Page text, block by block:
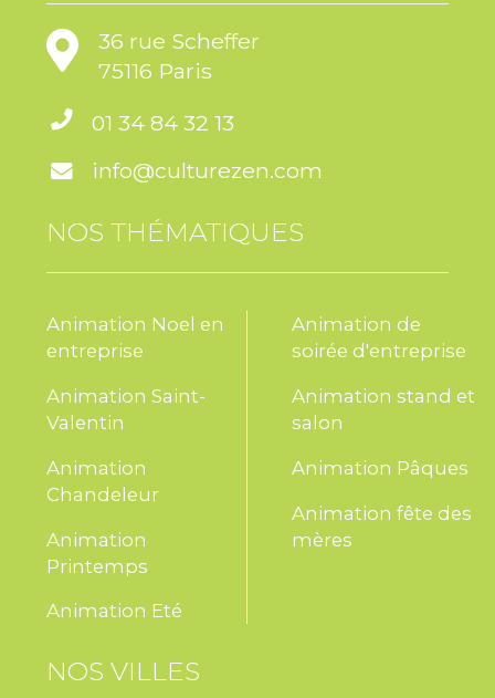
36 rue Scheffer
75116 Paris
01 34 84 32 13
info@culturezen.com
NOS THÉMATIQUES
Animation Noel en
entreprise
Animation Saint-
Valentin
Animation
Chandeleur
Animation
Printemps
Animation Eté
Animation de
soirée d'entreprise
Animation stand et
salon
Animation Pâques
Animation fête des
mères
NOS VILLES